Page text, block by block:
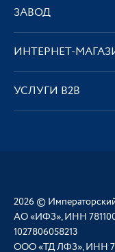
ЗАВОД
ИНТЕРНЕТ-
УСЛУГИ В2В
2026 ©
АО «ИФЗ», ИНН
1027806058213
ООО «ТД ЛФЗ», ИНН